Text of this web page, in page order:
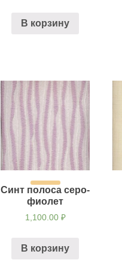
В корзину
Синт полоса серо-
фиолет
1,100.00 ₽
В корзину